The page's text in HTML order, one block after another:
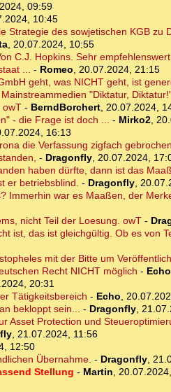
09:59
10:45
Strategie des sowjetischen KGB
, 20.07.2024, 10:55
C.J. Hopkins. Sehr
... - Romeo, 20.07.2024, 21:15
geht, was NICHT geht, ist
"Diktatur,
owT - BerndBorchert, 20.07.2024,
- die Frage ist doch ... - Mirko2,
16:13
die Verfassung zigfach
- Dragonfly, 20.07.2024,
haben dürfte, dann ist das
er betriebsblind. - Dragonfly,
Immerhin war es Maaßen, der
nicht Teil der Loesung. owT-
ist, das ist gleichgültig. Ob es von
mit der Bitte um
Recht NICHT möglich - Echo
20:31
Tätigkeitsbereich - Echo,
bekloppt sein... - Dragonfly,
Asset Protection und
, 21.07.2024, 11:56
12:50
Übernahme. - Dragonfly,
Stellung - Martin,